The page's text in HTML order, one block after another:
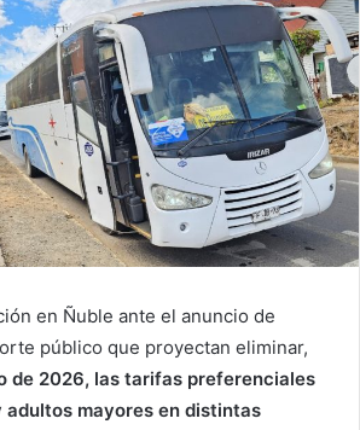
en Ñuble ante el anuncio de
público que proyectan eliminar,
de 2026, las tarifas preferenciales
adultos mayores en distintas